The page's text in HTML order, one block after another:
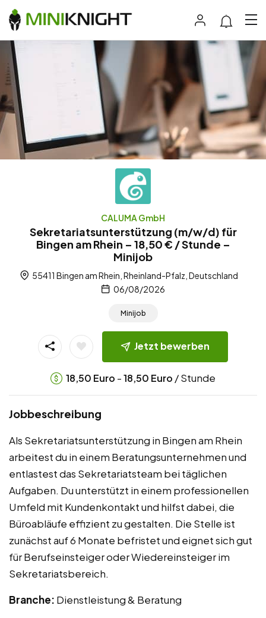
CALUMA GmbH
Sekretariatsunterstützung (m/w/d) für
Bingen am Rhein – 18,50 € / Stunde –
Minijob
55411 Bingen am Rhein, Rheinland-Pfalz, Deutschland
06/08/2026
Minijob
Jetzt bewerben
18,50 Euro -18,50 Euro / Stunde
Jobbeschreibung
Als Sekretariatsunterstützung in Bingen am Rhein
arbeitest du in einem Beratungsunternehmen und
entlastest das Sekretariatsteam bei täglichen
Aufgaben. Du unterstützt in einem professionellen
Umfeld mit Kundenkontakt und hilfst dabei, die
Büroabläufe effizient zu gestalten. Die Stelle ist
zunächst auf 6 Monate befristet und eignet sich gut
für Berufseinsteiger oder Wiedereinsteiger im
Sekretariatsbereich.
Branche: Dienstleistung & Beratung